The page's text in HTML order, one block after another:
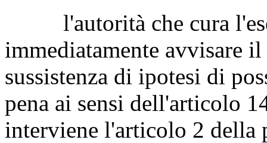
l'autorità che cura
immediatamente avvisare
sussistenza di ipotesi di
pena ai sensi dell'articolo
interviene l'articolo 2 della